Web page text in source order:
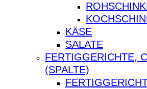
KÄSE
SALATE
FERTIGGERICHTE,
(SPALTE)